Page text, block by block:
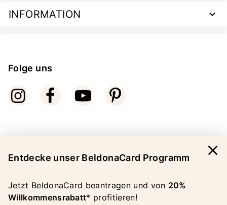
INFORMATION
Folge uns
Bezahlarten
Entdecke unser BeldonaCard Programm
Jetzt BeldonaCard beantragen und von 20%
Willkommensrabatt* profitieren!
close